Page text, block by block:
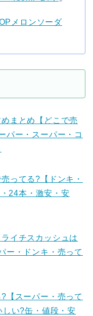
メロンソーダ
まとめ【どこで売
パー・スーパー・コ
ってる?【ドンキ・
24本・激安・安
イチスカッシュは
ー・ドンキ・売って
【スーパー・売って
い?缶・値段・安